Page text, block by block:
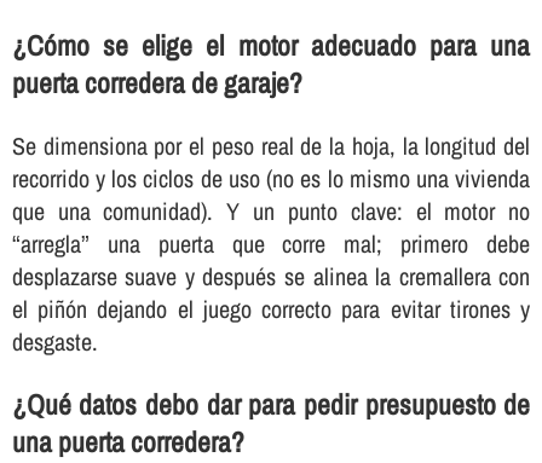
¿Cómo se elige el motor adecuado para una
puerta corredera de garaje?
Se dimensiona por el peso real de la hoja, la longitud del
recorrido y los ciclos de uso (no es lo mismo una vivienda
que una comunidad). Y un punto clave: el motor no
“arregla” una puerta que corre mal; primero debe
desplazarse suave y después se alinea la cremallera con
el piñón dejando el juego correcto para evitar tirones y
desgaste.
¿Qué datos debo dar para pedir presupuesto de
una puerta corredera?